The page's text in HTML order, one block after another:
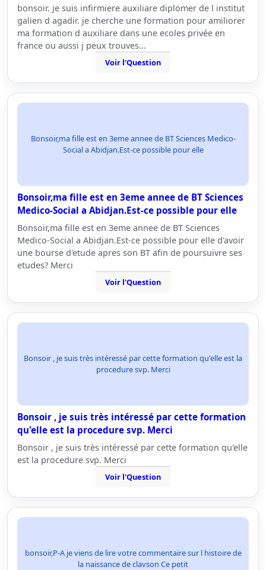
bonsoir. je suis infirmiere auxiliare diplomer de l institut
galien d agadir. je cherche une formation pour amiliorer
ma formation d auxiliare dans une ecoles privée en
france ou aussi j peux trouves…
Voir l'Question
Bonsoir,ma fille est en 3eme annee de BT Sciences Medico-
Social a Abidjan.Est-ce possible pour elle
Bonsoir,ma fille est en 3eme annee de BT Sciences
Medico-Social a Abidjan.Est-ce possible pour elle
Bonsoir,ma fille est en 3eme annee de BT Sciences
Medico-Social a Abidjan.Est-ce possible pour elle d'avoir
une bourse d'etude apres son BT afin de poursuivre ses
etudes? Merci
Voir l'Question
Bonsoir , je suis très intéressé par cette formation qu'elle est la
procedure svp. Merci
Bonsoir , je suis très intéressé par cette formation
qu'elle est la procedure svp. Merci
Bonsoir , je suis très intéressé par cette formation qu'elle
est la procedure svp. Merci
Voir l'Question
bonsoir,P-A je viens de lire votre commentaire sur l histoire de
la naissance de clavson Ce petit